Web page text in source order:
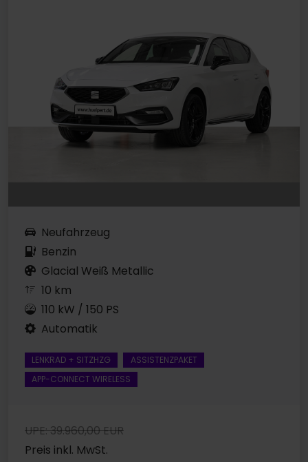
Neufahrzeug
Benzin
Glacial Weiß Metallic
10 km
110 kW / 150 PS
Automatik
LENKRAD + SITZHZG
ASSISTENZPAKET
APP-CONNECT WIRELESS
UPE: 39.960,00 EUR
Preis inkl. MwSt.